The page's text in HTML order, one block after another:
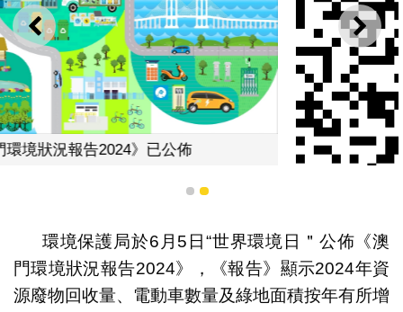
上一則 下一
《澳門環境狀況報告2024》二維碼
1 2
環境保護局於6月5日“世界環境日＂公佈《澳
門環境狀況報告2024》，《報告》顯示2024年資
源廢物回收量、電動車數量及綠地面積按年有所增